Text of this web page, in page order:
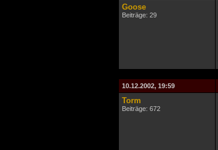
Goose
Beiträge: 29
10.12.2002, 19:59
Torm
Beiträge: 672